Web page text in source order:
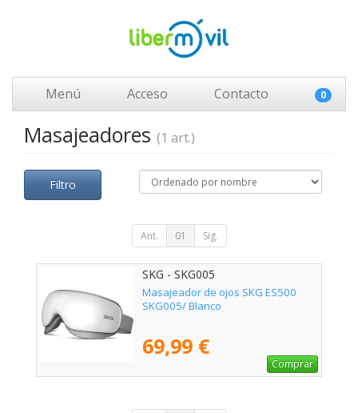
Menú Acceso Contacto 0
Masajeadores (1 art.)
Filtro
Ant. 01 Sig.
SKG - SKG005
Masajeador de ojos SKG ES500
SKG005/ Blanco
69,99 €
Comprar